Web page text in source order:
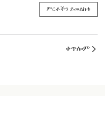
ምርቶችን ይመልከቱ
ቀጥሎም